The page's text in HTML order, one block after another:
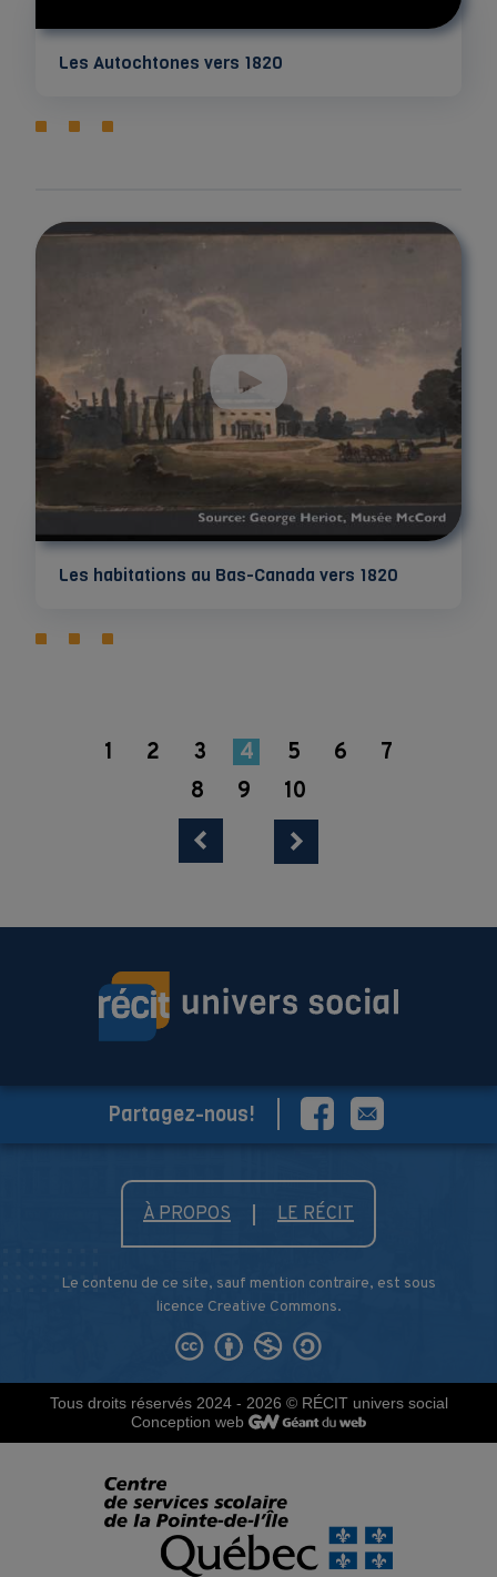
Les Autochtones vers 1820
Les habitations au Bas-Canada vers 1820
1 2 3 4 5 6
7
8
9 10
À PROPOS LE RÉCIT
Le contenu de ce site, sauf mention contraire, est sous
licence Creative Commons.
Partagez-nous!
Tous droits réservés 2024 - 2026 © RÉCIT univers social
Conception web